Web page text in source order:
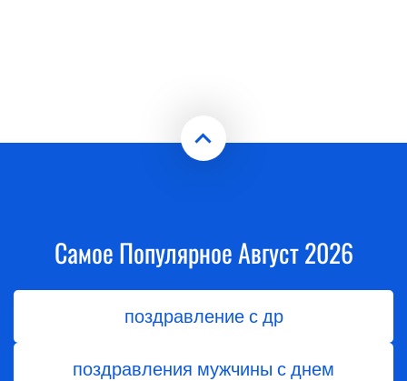
Самое Популярное Август 2026
поздравление с др
поздравления мужчины с днем